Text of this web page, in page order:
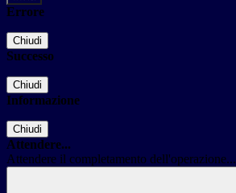
Errore
Chiudi
Successo
Chiudi
Informazione
Chiudi
Attendere...
Attendere il completamento dell'operazione...